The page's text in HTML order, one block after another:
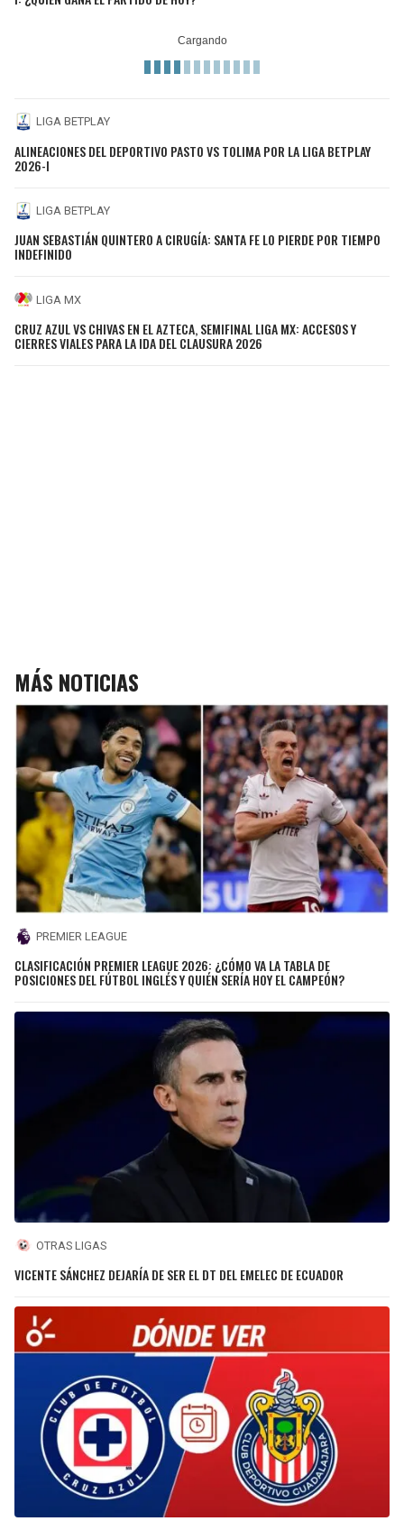
LIGA BETPLAY
ALINEACIONES DEL DEPORTIVO PASTO VS TOLIMA POR LA LIGA BETPLAY
2026-I
LIGA BETPLAY
JUAN SEBASTIÁN QUINTERO A CIRUGÍA: SANTA FE LO PIERDE POR TIEMPO
INDEFINIDO
LIGA MX
CRUZ AZUL VS CHIVAS EN EL AZTECA, SEMIFINAL LIGA MX: ACCESOS Y
CIERRES VIALES PARA LA IDA DEL CLAUSURA 2026
MÁS NOTICIAS
PREMIER LEAGUE
CLASIFICACIÓN PREMIER LEAGUE 2026: ¿CÓMO VA LA TABLA DE
POSICIONES DEL FÚTBOL INGLÉS Y QUIÉN SERÍA HOY EL CAMPEÓN?
OTRAS LIGAS
VICENTE SÁNCHEZ DEJARÍA DE SER EL DT DEL EMELEC DE ECUADOR